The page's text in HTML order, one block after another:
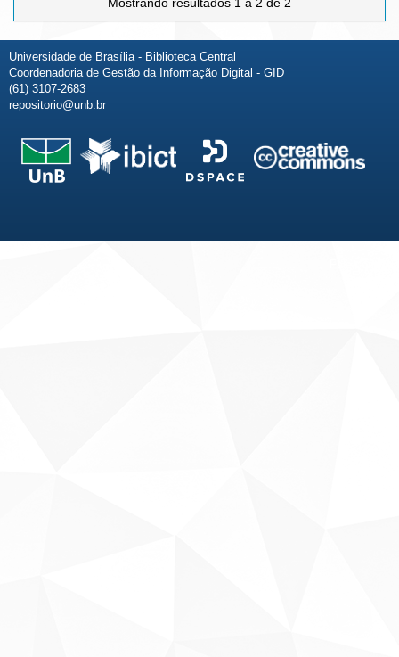
Universidade de Brasília - Biblioteca Central
Coordenadoria de Gestão da Informação Digital - GID
(61) 3107-2683
repositorio@unb.br